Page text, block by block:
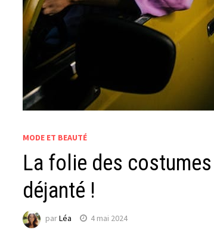
MODE ET BEAUTÉ
La folie des
déjanté !
parLéa 4 mai 2024